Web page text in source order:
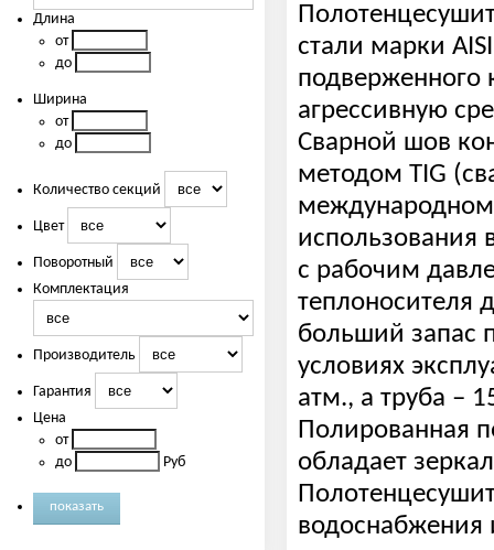
стали марки
подверженного
агрессивную
Сварной шов
методом TIG
использования
с рабочим
теплоносителя
больший запас
условиях
атм., а труба –
Полированная
обладает
водоснабжения
Длина
от
до
Ширина
от
до
Количество секций
Цвет
Поворотный
Комплектация
Производитель
Гарантия
Цена
от
до
Руб